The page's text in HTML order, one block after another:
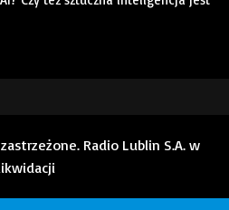
Radio Lublin S.A. w